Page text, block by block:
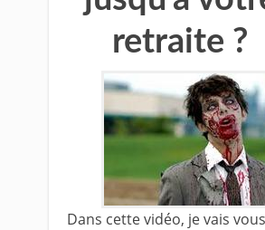
retraite ?
Dans cette vidéo, je vais